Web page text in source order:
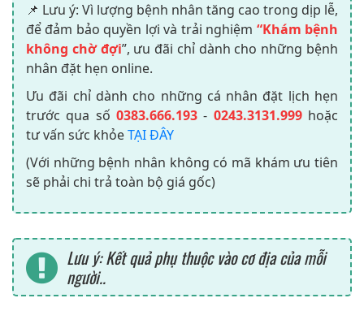
📌 Lưu ý: Vì lượng bệnh nhân tăng cao trong dịp lễ,
để đảm bảo quyền lợi và trải nghiệm “Khám bệnh
không chờ đợi”, ưu đãi chỉ dành cho những bệnh
nhân đặt hẹn online.
Ưu đãi chỉ dành cho những cá nhân đặt lịch hẹn
trước qua số 0383.666.193 - 0243.3131.999hoặc
tư vấn sức khỏeTẠI ĐÂY
(Với những bệnh nhân không có mã khám ưu tiên
sẽ phải chi trả toàn bộ giá gốc)
Lưu ý: Kết quả phụ thuộc vào cơ địa của mỗi
người..